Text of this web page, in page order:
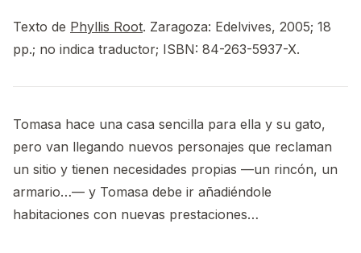
Texto de Phyllis Root. Zaragoza: Edelvives, 2005; 18
pp.; no indica traductor; ISBN: 84-263-5937-X.
Tomasa hace una casa sencilla para ella y su gato,
pero van llegando nuevos personajes que reclaman
un sitio y tienen necesidades propias —un rincón, un
armario…— y Tomasa debe ir añadiéndole
habitaciones con nuevas prestaciones…